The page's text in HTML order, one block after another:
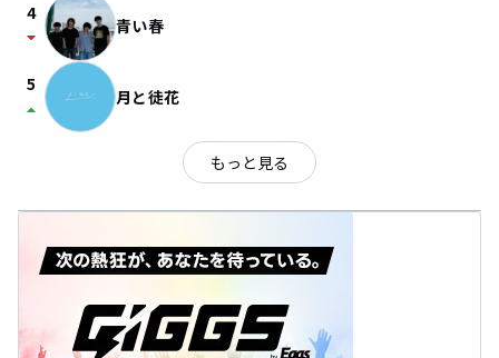
4
arrow_drop_down 青い春
5
arrow_drop_up 月と徒花
もっと見る